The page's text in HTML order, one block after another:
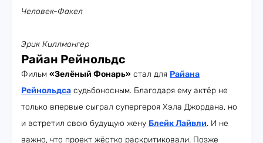
Человек-Факел
Эрик Киллмонгер
Райан Рейнольдс
Фильм «Зелёный Фонарь» стал для Райана
Рейнольдса судьбоносным. Благодаря ему актёр не
только впервые сыграл супергероя Хэла Джордана, но
и встретил свою будущую жену Блейк Лайвли. И не
важно, что проект жёстко раскритиковали. Позже